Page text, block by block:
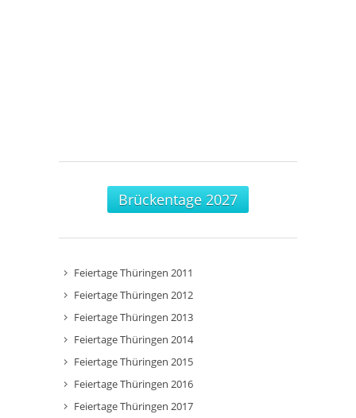
Brückentage 2027
Feiertage Thüringen 2011
Feiertage Thüringen 2012
Feiertage Thüringen 2013
Feiertage Thüringen 2014
Feiertage Thüringen 2015
Feiertage Thüringen 2016
Feiertage Thüringen 2017